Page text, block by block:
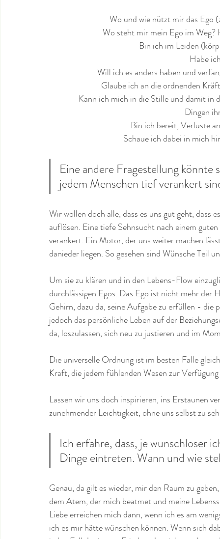
Wo und wie nützt mir das Ego
Wo steht mir mein Ego im Weg?
Bin ich im Leiden
Habe
Will ich es anders haben und
Glaube ich an die ordnenden
Kann ich mich in die Stille und damit in
Dingen
Bin ich bereit, Verluste
Schaue ich dabei in mich
Eine andere Fragestellung
jedem Menschen tief verankert
Wir wollen doch alle, dass es uns gut geht, dass
auflösen. Eine tiefe Sehnsucht nach einem
verankert. Ein Motor, der uns weiter machen
danieder liegen. So gesehen sind Wünsche Teil
Um sie zu klären und in den Lebens-Flow
durchlässigen Egos. Das Ego ist nicht mehr der
Gehirn, dazu da, seine Aufgabe zu erfüllen -
jedoch das persönliche Leben auf der
da, loszulassen, sich neu zu justieren und im
Die universelle Ordnung ist im besten Falle
Kraft, die jedem fühlenden Wesen zur
Lassen wir uns doch inspirieren, ins Erstaunen
zunehmender Leichtigkeit, ohne uns selbst zu
Ich erfahre, dass, je wunschloser
Dinge eintreten. Wann und wie
Genau, da gilt es wieder, mir den Raum zu
dem Atem, der mich beatmet und meine
Liebe erreichen mich dann, wenn ich es am
ich es mir hätte wünschen können. Wenn sich